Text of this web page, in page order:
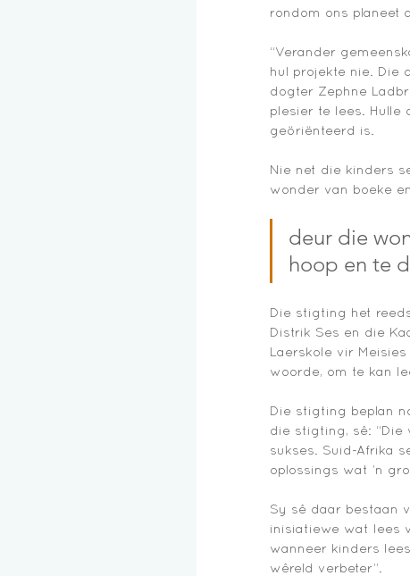
rondom ons planeet
“Verander
hul projekte nie. Die
dogter Zephne
plesier te lees.
geöriënteerd is.
Nie net die kinders
wonder van boeke
deur die
hoop en te
Die stigting het
Distrik Ses en die
Laerskole vir
woorde, om te kan
Die stigting beplan
die stigting, sê: “Die
sukses. Suid-Afrika
oplossings wat ’n
Sy sê daar bestaan
inisiatiewe wat lees
wanneer kinders
wêreld verbeter”.